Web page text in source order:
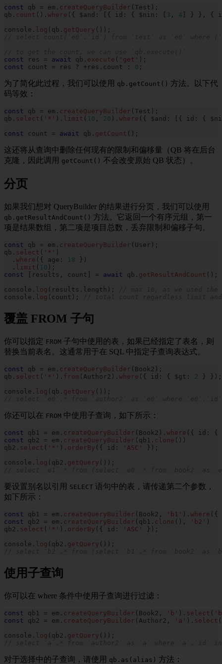
const qb = em . createQueryBuilder ( Test ) ;
qb . count ( ) . where ( { $and : { id : { $nin : 3 , 4 } } , {
console . log ( qb . getQuery ( ) ) ;
const res = await qb . execute ( 'get' ) ;
const count = res ? + res . count : 0 ;
为了简化此过程，我们可以使用 qb.getCount() 方法。以下代
码等效：
const qb = em . createQueryBuilder ( Test ) ;
qb . select ( '*' ) . limit ( 10 , 20 ) . where ( { $and : { id : {
const count = await qb . getCount ( ) ;
这还将从查询中删除任何现有的限制和偏移量（QB 将在后台
克隆，因此调用 getCount() 不会改变原始 QB 状态）。
分页
如果我们想对 QueryBuilder 的结果进行分页，我们可以使用
qb.getResultAndCount() 方法。它返回一个有序元组，第一
项是结果数组，第二项是项目总数，丢弃限制和偏移子句。
const qb = em . createQueryBuilder ( User ) ;
qb . select ( '*' )
. where ( { age : 18 } )
. limit ( 10 ) ;
const
results , count = await qb . getResultAndCount ( ) ;
console . log ( results . length ) ;
console . log ( count ) ; // total count regardless limit
覆盖 FROM 子句
你可以指定 FROM 子句中使用的表，如果已经指定了表名，则
替换当前表名。这通常用于在 SQL 中指定子查询表达式。
const qb = em . createQueryBuilder ( Book2 ) ;
qb . select ( '*' ) . from ( Author2 ) . where ( { id : { $gt : 2 } } ) ;
console . log ( qb . getQuery ( ) ) ;
你还可以在 FROM 中使用子查询，如下所示：
const qb1 = em . createQueryBuilder ( Book2 ) . where ( { id : {
const qb2 = em . createQueryBuilder ( qb1 . clone ( ) )
qb2 . select ( '*' ) . orderBy ( { id : 'ASC' } ) ;
console . log ( qb2 . getQuery ( ) ) ;
// select `e1`.* from (select `e0`.* from `book2` as
要设置别名以引用 SELECT 语句中的表，请传递第二个参数，
如下所示：
const qb1 = em . createQueryBuilder ( Book2 , 'b1' ) . where ( {
const qb2 = em . createQueryBuilder ( qb1 . clone ( ) , 'b2' )
qb2 . select ( '*' ) . orderBy ( { id : 'ASC' } ) ;
console . log ( qb2 . getQuery ( ) ) ;
// select `b2`.* from (select `b1`.* from `book2` as
使用子查询
你可以在 where 条件中使用子查询进行过滤：
const qb1 = em . createQueryBuilder ( Book2 , 'b' ) . select (
const qb2 = em . createQueryBuilder ( Author2 , 'a' ) . select (
console . log ( qb2 . getQuery ( ) ) ;
// select `a`.* from `author2` as `a` where `a`.`id`
对于选择中的子查询，请使用 qb.as(alias) 方法：